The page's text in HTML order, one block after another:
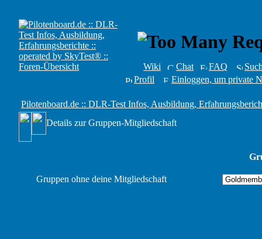
Wiki Chat FAQ
Profil
Einloggen, um private
Pilotenboard.de :: DLR-Test Infos, Ausbildung,
Details zur Gruppen-Mitgliedschaft
Gruppen ohne deine Mitgliedschaft